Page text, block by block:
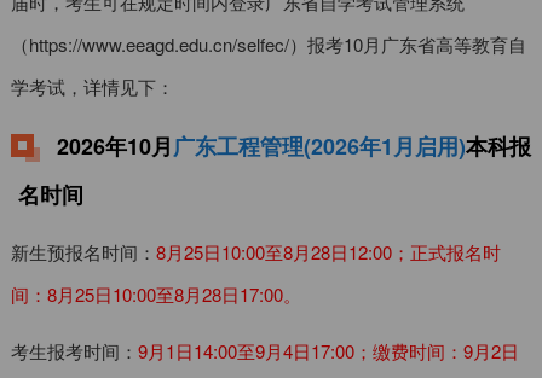
（https://www.eeagd.edu.cn/selfec/）报考10月广东省高等教育自
学考试，详情见下：
2026年10月广东工程管理(2026年1月启用)本科报
名时间
新生预报名时间： 8月25日10:00至8月28日12:00；正式报名时
间：8月25日10:00至8月28日17:00。
考生报考时间： 9月1日14:00至9月4日17:00；缴费时间：9月2日